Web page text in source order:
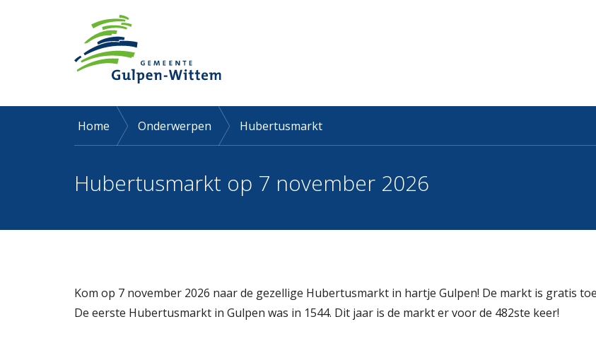
Home Onderwerpen Hubertusmarkt
Hubertusmarkt op 7 november 2026
Kom op 7 november 2026 naar de gezellige Hubertusmarkt in hartje Gulpen! De markt is gratis
De eerste Hubertusmarkt in Gulpen was in 1544. Dit jaar is de markt er voor de 482ste keer!